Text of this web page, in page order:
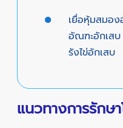
เยื่อหุ้มสมอง
อัณฑะอักเสบ
รังไข่อักเสบ
แนวทางการรักษ